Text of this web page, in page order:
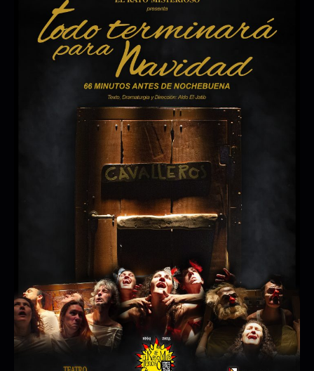
PUNCTUM
MANUEL CEBRÍAN TRIO
06/11/2026 20:00:00
+ INFO / + ENTRADAS